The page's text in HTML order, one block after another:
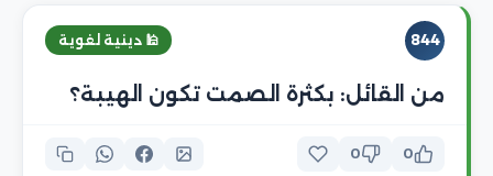
844 🕌 دينية لغوية
من القائل: بكثرة الصمت تكون الهيبة؟
0
0